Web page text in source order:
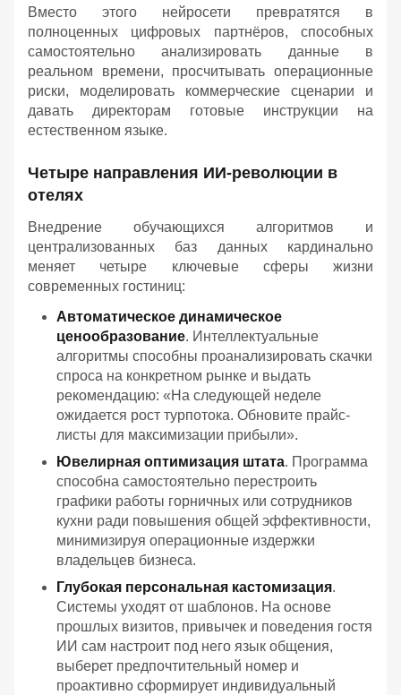
Вместо этого нейросети превратятся в
полноценных цифровых партнёров, способных
самостоятельно анализировать данные в
реальном времени, просчитывать операционные
риски, моделировать коммерческие сценарии и
давать директорам готовые инструкции на
естественном языке.
Четыре направления ИИ-революции в
отелях
Внедрение обучающихся алгоритмов и
централизованных баз данных кардинально
меняет четыре ключевые сферы жизни
современных гостиниц:
Автоматическое динамическое
ценообразование. Интеллектуальные
алгоритмы способны проанализировать скачки
спроса на конкретном рынке и выдать
рекомендацию: «На следующей неделе
ожидается рост турпотока. Обновите прайс-
листы для максимизации прибыли».
Ювелирная оптимизация штата. Программа
способна самостоятельно перестроить
графики работы горничных или сотрудников
кухни ради повышения общей эффективности,
минимизируя операционные издержки
владельцев бизнеса.
Глубокая персональная кастомизация.
Системы уходят от шаблонов. На основе
прошлых визитов, привычек и поведения гостя
ИИ сам настроит под него язык общения,
выберет предпочтительный номер и
проактивно сформирует индивидуальный